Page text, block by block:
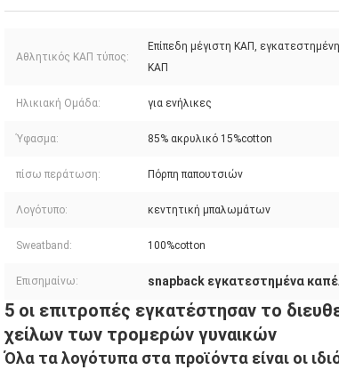
Αθλητικός ΚΑΠ τύπος:
Επίπεδη μέγιστη ΚΑΠ, εγκατεστημένη
ΚΑΠ
Ηλικιακή Ομάδα: για ενήλικες
Ύφασμα: 85% ακρυλικό 15%cotton
πίσω περάτωση: Πόρπη παπουτσιών
Λογότυπο: κεντητική μπαλωμάτων
Sweatband: 100%cotton
Επισημαίνω: snapback εγκατεστημένα
5 οι επιτροπές εγκατέστησαν το
χείλων των τρομερών γυναικών
Όλα τα λογότυπα στα προϊόντα είναι οι